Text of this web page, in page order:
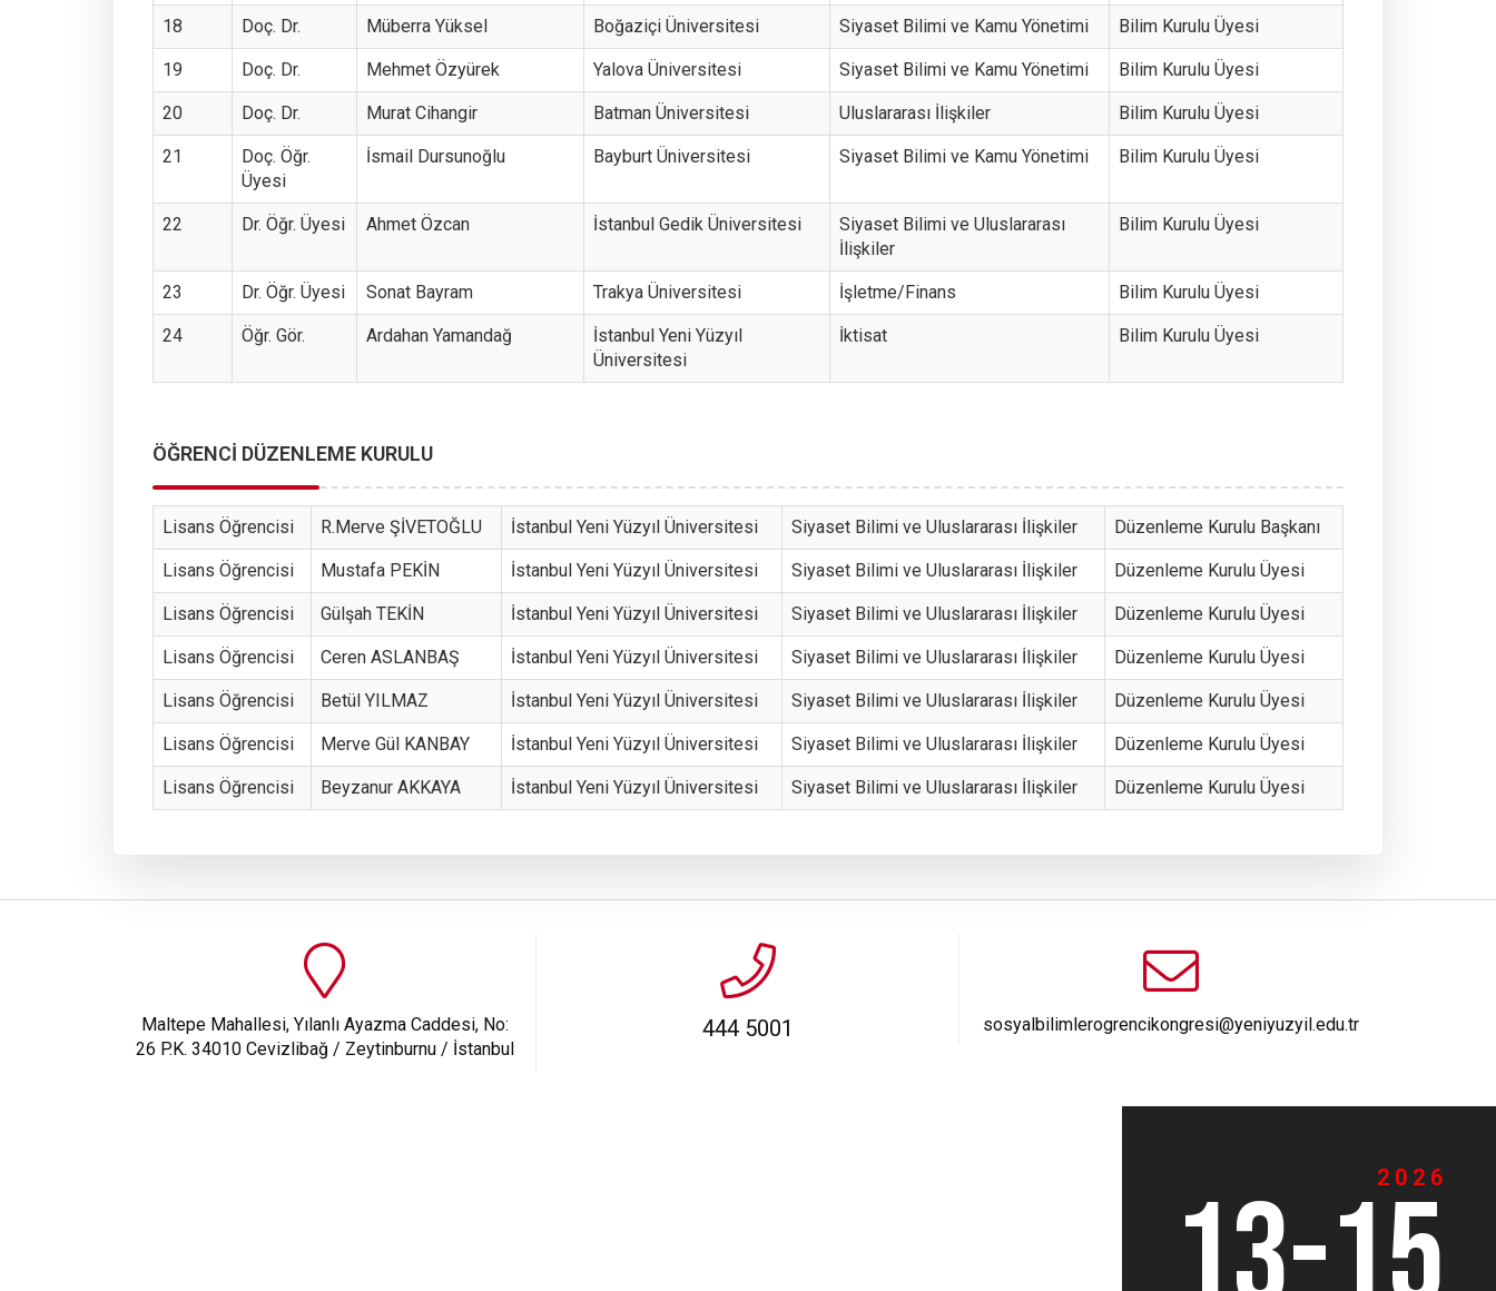
18 Doç. Dr. Müberra Yüksel Boğaziçi Üniversitesi Siyaset Bilimi ve Kamu Yönetimi Bilim Kurulu Üyesi
19 Doç. Dr. Mehmet Özyürek Yalova Üniversitesi Siyaset Bilimi ve Kamu Yönetimi Bilim Kurulu Üyesi
20 Doç. Dr. Murat Cihangir Batman Üniversitesi Uluslararası İlişkiler Bilim Kurulu Üyesi
21
Doç. Öğr.
Üyesi
İsmail Dursunoğlu Bayburt Üniversitesi Siyaset Bilimi ve Kamu Yönetimi Bilim Kurulu Üyesi
22 Dr. Öğr. Üyesi Ahmet Özcan İstanbul Gedik Üniversitesi
Siyaset Bilimi ve Uluslararası
İlişkiler
Bilim Kurulu Üyesi
23 Dr. Öğr. Üyesi Sonat Bayram Trakya Üniversitesi İşletme/Finans Bilim Kurulu Üyesi
24 Öğr. Gör. Ardahan Yamandağ
İstanbul Yeni Yüzyıl
Üniversitesi
İktisat Bilim Kurulu Üyesi
ÖĞRENCİ DÜZENLEME KURULU
Lisans Öğrencisi R.Merve ŞİVETOĞLU İstanbul Yeni Yüzyıl Üniversitesi Siyaset Bilimi ve Uluslararası İlişkiler Düzenleme Kurulu Başkanı
Lisans Öğrencisi Mustafa PEKİN İstanbul Yeni Yüzyıl Üniversitesi Siyaset Bilimi ve Uluslararası İlişkiler Düzenleme Kurulu Üyesi
Lisans Öğrencisi Gülşah TEKİN İstanbul Yeni Yüzyıl Üniversitesi Siyaset Bilimi ve Uluslararası İlişkiler Düzenleme Kurulu Üyesi
Lisans Öğrencisi Ceren ASLANBAŞ İstanbul Yeni Yüzyıl Üniversitesi Siyaset Bilimi ve Uluslararası İlişkiler Düzenleme Kurulu Üyesi
Lisans Öğrencisi Betül YILMAZ İstanbul Yeni Yüzyıl Üniversitesi Siyaset Bilimi ve Uluslararası İlişkiler Düzenleme Kurulu Üyesi
Lisans Öğrencisi Merve Gül KANBAY İstanbul Yeni Yüzyıl Üniversitesi Siyaset Bilimi ve Uluslararası İlişkiler Düzenleme Kurulu Üyesi
Lisans Öğrencisi Beyzanur AKKAYA İstanbul Yeni Yüzyıl Üniversitesi Siyaset Bilimi ve Uluslararası İlişkiler Düzenleme Kurulu Üyesi
Maltepe Mahallesi, Yılanlı Ayazma Caddesi, No:
26 P.K. 34010 Cevizlibağ / Zeytinburnu / İstanbul
444 5001 sosyalbilimlerogrencikongresi@yeniyuzyil.edu.tr
2026